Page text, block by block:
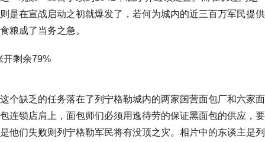
则是在宣战启动之初就爆发了，若何为城内的近三百万军民提供
食粮成了当务之急。
开剩余79%
这个缺乏的任务落在了列宁格勒城内的两家国营面包厂和六家面
包连锁店肩上，面包师们必须用逸待劳的保证黑面包的供应，要
是他们失败则列宁格勒军民将有没顶之灾。相片中的东谈主是列